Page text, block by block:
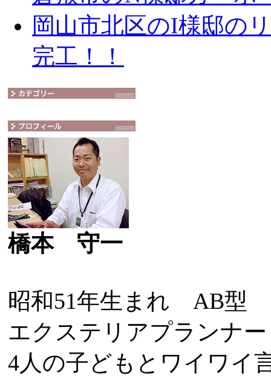
岡山市北区のI様邸の
完工！！
橋本 守一
昭和51年生まれ AB型
エクステリアプランナー
4人の子どもとワイワイ